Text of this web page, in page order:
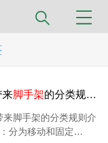
来脚手架的分类规则介绍
来脚手架的分类规则介
分为移动和固定…